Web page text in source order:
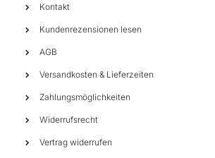
Kontakt
Kundenrezensionen lesen
AGB
Versandkosten & Lieferzeiten
Zahlungsmöglichkeiten
Widerrufsrecht
Vertrag widerrufen